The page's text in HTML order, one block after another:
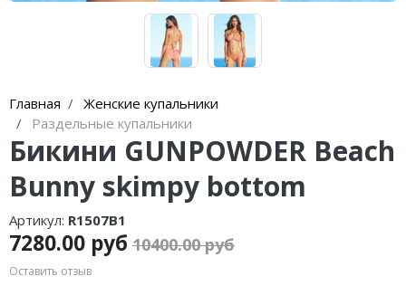
Главная
Женские купальники
Раздельные купальники
Бикини GUNPOWDER Beach
Bunny skimpy bottom
Артикул: R1507B1
7280.00 руб 10400.00 руб
Оставить отзыв